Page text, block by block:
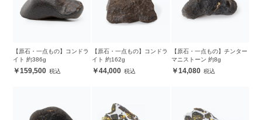
【原石・一点もの】コンドラ
イト 約386g
159,500
【原石・一点もの】コンドラ
イト 約162g
44,000
【原石・一点もの】チンター
マニストーン 約8g
14,080